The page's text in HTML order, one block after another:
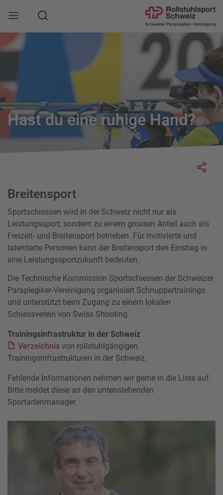
Mobile Navigation öffnen
Suche
Hast du eine ruhige Hand?
Breitensport
Sportschiessen wird in der Schweiz nicht nur als
Leistungssport, sondern zu einem grossen Anteil auch als
Freizeit- und Breitensport betrieben. Für motivierte und
talentierte Personen kann der Breitensport den Einstieg in
eine Leistungssportzukunft bedeuten.
Die Technische Kommission Sportschiessen der Schweizer
Paraplegiker-Vereinigung organisiert Schnuppertrainings
und unterstützt beim Zugang zu einem lokalen
Schiessverein von Swiss Shooting.
Trainingsinfrastruktur in der Schweiz
Verzeichnisvon rollstuhlgängigen
Trainingsinfrastrukturen in der Schweiz.
Fehlende Informationen nehmen wir gerne in die Liste auf.
Bitte meldet diese an den untenstehenden
Sportartenmanager.